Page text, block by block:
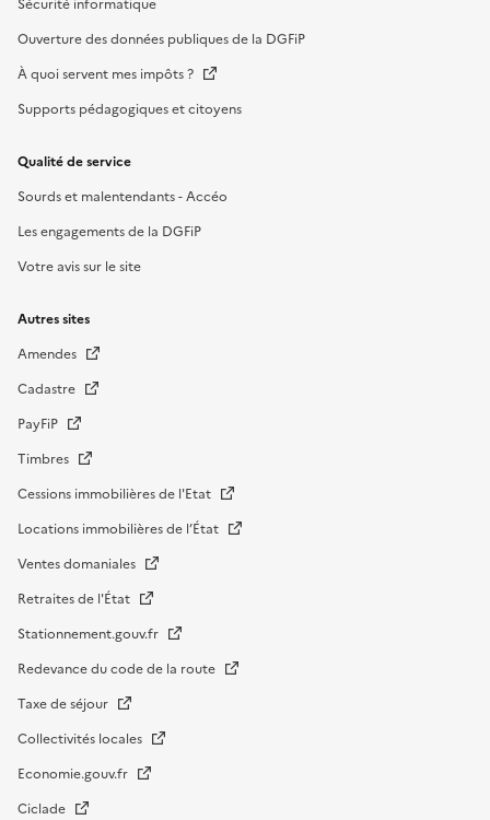
Ouverture des données publiques de la DGFiP
À quoi servent mes impôts ?
Supports pédagogiques et citoyens
Qualité de service
Sourds et malentendants - Accéo
Les engagements de la DGFiP
Votre avis sur le site
Autres sites
Amendes
Cadastre
PayFiP
Timbres
Cessions immobilières de l'Etat
Locations immobilières de l’État
Ventes domaniales
Retraites de l'État
Stationnement.gouv.fr
Redevance du code de la route
Taxe de séjour
Collectivités locales
Economie.gouv.fr
Ciclade